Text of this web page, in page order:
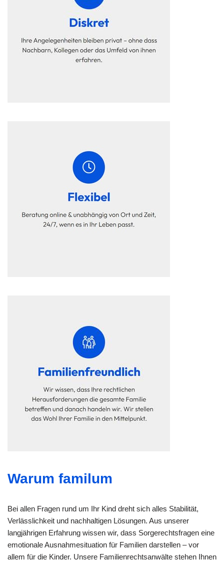
Warum familum
Bei allen Fragen rund um Ihr Kind dreht sich alles Stabilität,
Verlässlichkeit und nachhaltigen Lösungen. Aus unserer
langjährigen Erfahrung wissen wir, dass Sorgerechtsfragen eine
emotionale Ausnahmesituation für Familien darstellen – vor
allem für die Kinder. Unsere Familienrechtsanwälte stehen Ihnen